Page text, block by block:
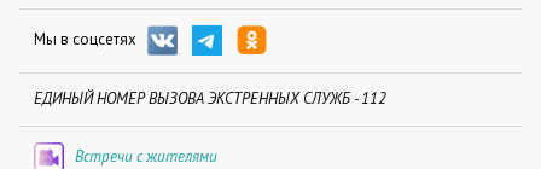
Мы в соцсетях
ЕДИНЫЙ НОМЕР ВЫЗОВА ЭКСТРЕННЫХ СЛУЖБ - 112
Встречи с жителями